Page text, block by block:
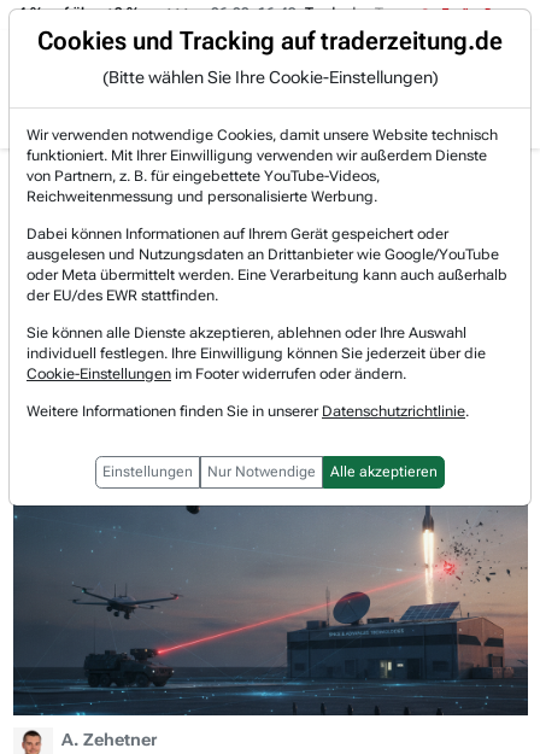
Trading-Room
% auf über +3 %. 06.08. 16:49 Trade des Tages 06.08.
Gratis Account Login
Jetzt registrieren und gratis Artikel lesen.
Bereits bei TraderFox registriert? Jetzt anmelden!
Home Börsen-Nachrichten
Hot-News
AeroVironment mit Investorentag - Umsatzverdoppelu...
AeroVironment Watchlist
AeroVironment mit Investorentag -
Umsatzverdoppelung auf 4 Mrd.
USD bis 2030 geplant
A. Zehetner
Cookies und Tracking auf traderzeitung.de
(Bitte wählen Sie Ihre Cookie-Einstellungen)
Wir verwenden notwendige Cookies, damit unsere Website technisch
funktioniert. Mit Ihrer Einwilligung verwenden wir außerdem Dienste
von Partnern, z. B. für eingebettete YouTube-Videos,
Reichweitenmessung und personalisierte Werbung.
Dabei können Informationen auf Ihrem Gerät gespeichert oder
ausgelesen und Nutzungsdaten an Drittanbieter wie Google/YouTube
oder Meta übermittelt werden. Eine Verarbeitung kann auch außerhalb
der EU/des EWR stattfinden.
Sie können alle Dienste akzeptieren, ablehnen oder Ihre Auswahl
individuell festlegen. Ihre Einwilligung können Sie jederzeit über die
Cookie-Einstellungen im Footer widerrufen oder ändern.
Weitere Informationen finden Sie in unserer Datenschutzrichtlinie.
Einstellungen Nur Notwendige Alle akzeptieren